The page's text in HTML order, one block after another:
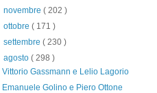
novembre( 202 )
ottobre( 171 )
settembre( 230 )
agosto( 298 )
Vittorio Gassmann e Lelio Lagorio
Emanuele Golino e Piero Ottone